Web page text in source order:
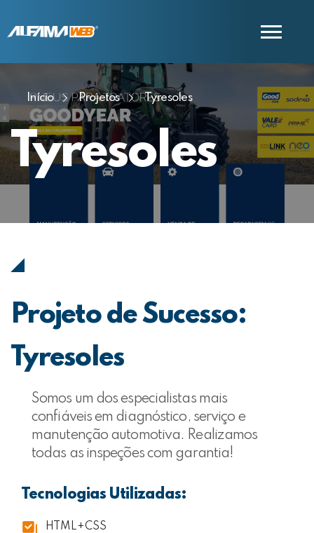
COMERCIAL
SUPORTE
Início Projetos Tyresoles
Tyresoles
Projeto de Sucesso:
Tyresoles
Somos um dos especialistas mais
confiáveis em diagnóstico, serviço e
manutenção automotiva. Realizamos
todas as inspeções com garantia!
Tecnologias Utilizadas:
HTML+CSS